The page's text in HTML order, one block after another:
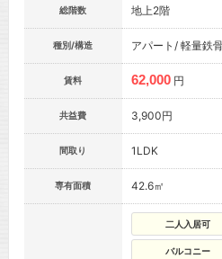
総階数 地上2階
種別/構造 アパート/ 軽量鉄
賃料 62,000 円
共益費 3,900円
間取り 1LDK
専有面積 42.6㎡
二人入居可
バルコニー